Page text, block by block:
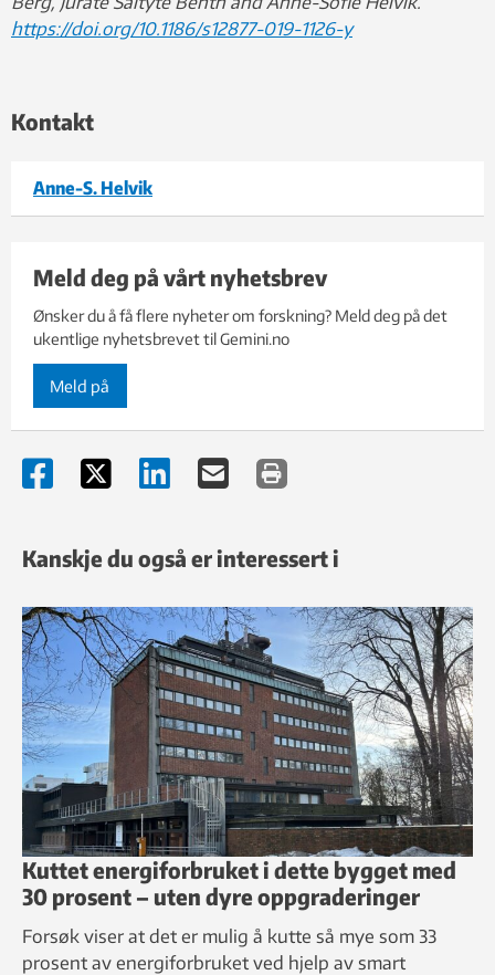
https://doi.org/10.1186/s12877-019-1126-y
Kontakt
Anne-S. Helvik
Meld deg på vårt nyhetsbrev
Ønsker du å få flere nyheter om forskning? Meld deg på det
ukentlige nyhetsbrevet til Gemini.no
Meld på
Kanskje du også er interessert i
Kuttet energiforbruket i dette bygget med
30 prosent – uten dyre oppgraderinger
Forsøk viser at det er mulig å kutte så mye som 33
prosent av energiforbruket ved hjelp av smart